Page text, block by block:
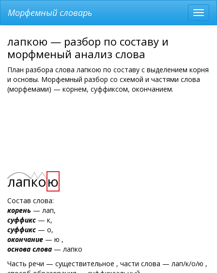
меню
Морфемный словарь
лапкою — разбор по составу и
морфменый анализ слова
План разбора слова лапкою по составу с выделением корня
и основы. Морфемный разбор со схемой и частями слова
(морфемами) — корнем, суффиксом, окончанием.
лапкою
Состав слова:
корень — лап,
суффикс — к,
суффикс — о,
окончание — ю ,
основа слова — лапко
Часть речи — существительное , части слова — лап/к/о/ю ,